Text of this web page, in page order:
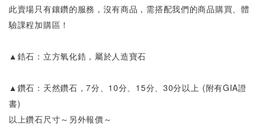
此賣場只有鑲鑽的服務，沒有商品，需搭配我們的商品購買、體
驗課程加購區！
▲鋯石：立方氧化鋯，屬於人造寶石
▲鑽石：天然鑽石，7分、10分、15分、30分以上 (附有GIA證
書)
以上鑽石尺寸～另外報價～